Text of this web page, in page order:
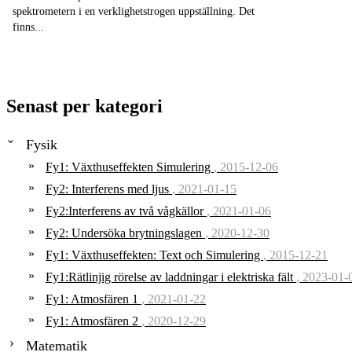
spektrometern i en verklighetstrogen uppställning. Det
finns...
Senast per kategori
Fysik
Fy1: Växthuseffekten Simulering , 2015-12-06
Fy2: Interferens med ljus , 2021-01-15
Fy2:Interferens av två vågkällor , 2021-01-06
Fy2: Undersöka brytningslagen , 2020-12-30
Fy1: Växthuseffekten: Text och Simulering , 2015-12-21
Fy1:Rätlinjig rörelse av laddningar i elektriska fält , 2023-01-
Fy1: Atmosfären 1 , 2021-01-22
Fy1: Atmosfären 2 , 2020-12-29
Matematik